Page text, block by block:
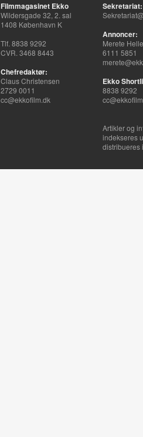
Filmmagasinet Ekko
Wildersgade 32, 2. sal
1408 København K
Tlf. 8838 9292
CVR. 3468 8443
Chefredaktør:
Claus Christensen
2729 0011
cc@ekkofilm.dk
Sekretariat:
Annoncer:
Merete
6111 5851
Ekko
8838 9292
Artikler og
indekseres
distribueres